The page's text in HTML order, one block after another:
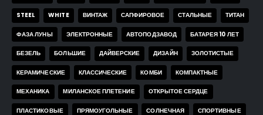
STEEL WHITE ВИНТАЖ САПФИРОВОЕ СТАЛЬНЫЕ ТИТАН
ФАЗА ЛУНЫ ЭЛЕКТРОННЫЕ АВТОПОДЗАВОД БАТАРЕЯ 10 ЛЕТ
БЕЗЕЛЬ БОЛЬШИЕ ДАЙВЕРСКИЕ ДИЗАЙН ЗОЛОТИСТЫЕ
КЕРАМИЧЕСКИЕ КЛАССИЧЕСКИЕ КОМБИ КОМПАКТНЫЕ
МЕХАНИКА МИЛАНСКОЕ ПЛЕТЕНИЕ ОТКРЫТОЕ СЕРДЦЕ
ПЛАСТИКОВЫЕ ПРЯМОУГОЛЬНЫЕ СОЛНЕЧНАЯ СПОРТИВНЫЕ